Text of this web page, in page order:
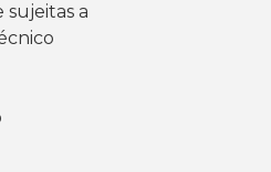
sujeitas a